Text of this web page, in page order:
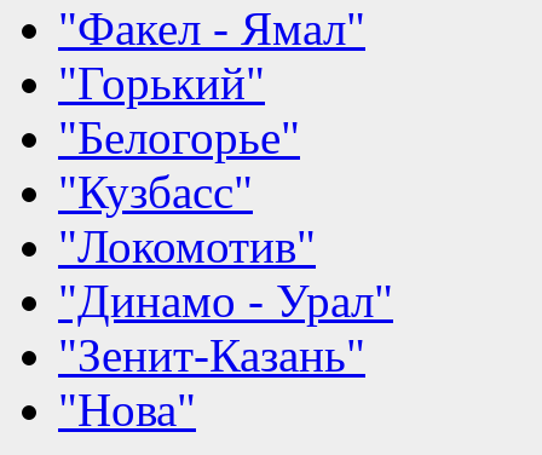
"Факел - Ямал"
"Горький"
"Белогорье"
"Кузбасс"
"Локомотив"
"Динамо - Урал"
"Зенит-Казань"
"Нова"